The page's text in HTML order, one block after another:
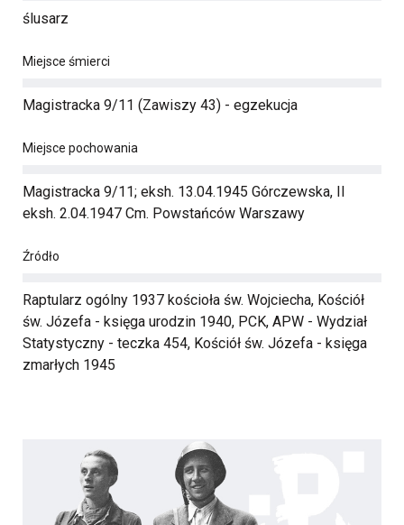
ślusarz
Miejsce śmierci
Magistracka 9/11 (Zawiszy 43) - egzekucja
Miejsce pochowania
Magistracka 9/11; eksh. 13.04.1945 Górczewska, II
eksh. 2.04.1947 Cm. Powstańców Warszawy
Źródło
Raptularz ogólny 1937 kościoła św. Wojciecha, Kościół
św. Józefa - księga urodzin 1940, PCK, APW - Wydział
Statystyczny - teczka 454, Kościół św. Józefa - księga
zmarłych 1945